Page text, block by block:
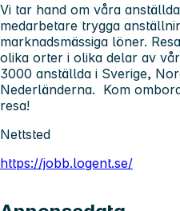
Vi tar hand om våra
medarbetare trygga
marknadsmässiga löner.
olika orter i olika delar av
3000 anställda i Sverige,
Nederländerna. Kom
resa!
Nettsted
https://jobb.logent.se/